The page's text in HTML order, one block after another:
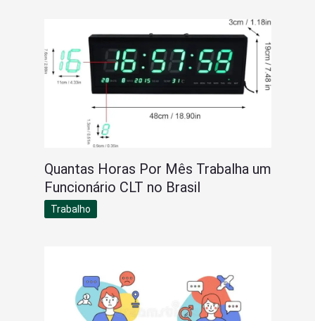
Quantas Horas Por Mês Trabalha um
Funcionário CLT no Brasil
Trabalho